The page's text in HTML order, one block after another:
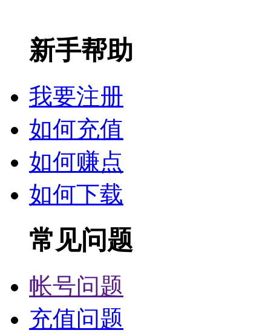
新手帮助
我要注册
如何充值
如何赚点
如何下载
常见问题
帐号问题
充值问题